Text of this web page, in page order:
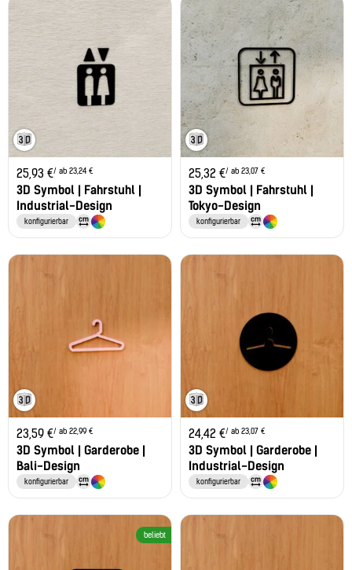
25,93 €/ ab 23,24 €
3D Symbol | Fahrstuhl |
Industrial-Design
konfigurierbar
25,32 €/ ab 23,07 €
3D Symbol | Fahrstuhl |
Tokyo-Design
konfigurierbar
23,59 €/ ab 22,99 €
3D Symbol | Garderobe |
Bali-Design
konfigurierbar
24,42 €/ ab 23,07 €
3D Symbol | Garderobe |
Industrial-Design
konfigurierbar
beliebt